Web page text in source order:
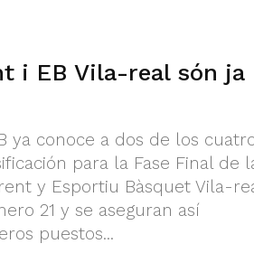
i EB Vila-real són ja
ya conoce a dos de los
para la Fase Final de
y Esportiu Bàsquet Vila-
21 y se aseguran así
puestos...